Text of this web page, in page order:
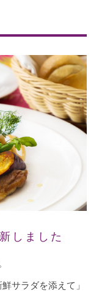
しました
サラダを添えて」